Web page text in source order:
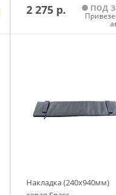
2 275 р. под
Накладка (240х940мм)